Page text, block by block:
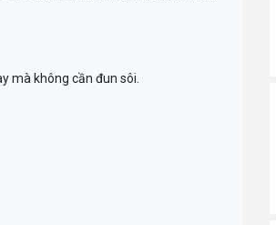
mà không cần đun sôi.